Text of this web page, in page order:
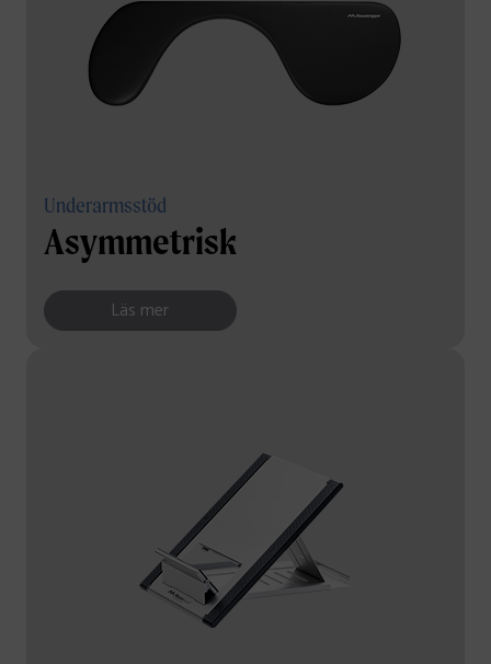
Underarmsstöd
Asymmetrisk
Läs mer